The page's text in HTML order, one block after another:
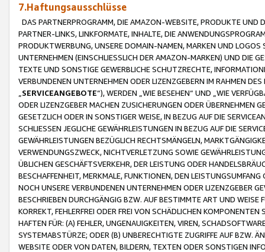
7.Haftungsausschlüsse
DAS PARTNERPROGRAMM, DIE AMAZON-WEBSITE, PRODUKTE UND
PARTNER-LINKS, LINKFORMATE, INHALTE, DIE
PRODUKTWERBUNG, UNSERE DOMAIN-NAMEN, MARKEN UND
UNTERNEHMEN (EINSCHLIESSLICH DER AMAZON-MARKEN) UND DIE
TEXTE UND SONSTIGE GEWERBLICHE SCHUTZRECHTE,
VERBUNDENEN UNTERNEHMEN ODER LIZENZGEBERN IM RAHMEN
SERVICEANGEBOTE“), WERDEN „WIE BESEHEN“ UND „WIE
ODER LIZENZGEBER MACHEN ZUSICHERUNGEN ODER ÜBERNEHMEN
GESETZLICH ODER IN SONSTIGER WEISE, IN BEZUG AUF DIE
SCHLIESSEN JEGLICHE GEWÄHRLEISTUNGEN IN BEZUG AUF DIE
GEWÄHRLEISTUNGEN BEZÜGLICH RECHTSMÄNGELN,
VERWENDUNGSZWECK, NICHTVERLETZUNG SOWIE
ÜBLICHEN GESCHÄFTSVERKEHR, DER LEISTUNG ODER
BESCHAFFENHEIT, MERKMALE, FUNKTIONEN, DEN
NOCH UNSERE VERBUNDENEN UNTERNEHMEN ODER LIZENZGEBER
BESCHRIEBEN DURCHGÄNGIG BZW. AUF BESTIMMTE ART UND
KORREKT, FEHLERFREI ODER FREI VON SCHÄDLICHEN
HAFTEN FÜR: (A) FEHLER, UNGENAUIGKEITEN, VIREN,
SYSTEMABSTÜRZE; ODER (B) UNBERECHTIGTE ZUGRIFFE AUF BZW.
WEBSITE ODER VON DATEN, BILDERN, TEXTEN ODER SONSTIGEN